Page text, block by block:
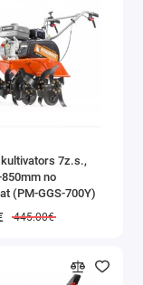
7z.s.,
no
(PM-GGS-700Y)
445.00€